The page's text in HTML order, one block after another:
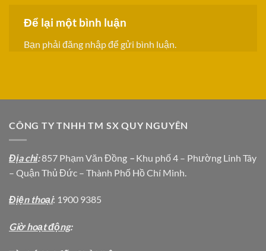
Để lại một bình luận
Bạn phải đăng nhậpđể gửi bình luận.
CÔNG TY TNHH TM SX QUY NGUYÊN
Địa chỉ:857 Phạm Văn Đồng – Khu phố 4 – Phường Linh Tây
– Quận Thủ Đức – Thành Phố Hồ Chí Minh.
Địện thoại: 1900 9385
Giờ hoạt động: